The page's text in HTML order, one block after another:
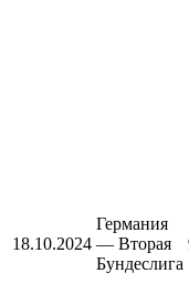
18.10.2024
Германия
— Вторая
Бундеслига